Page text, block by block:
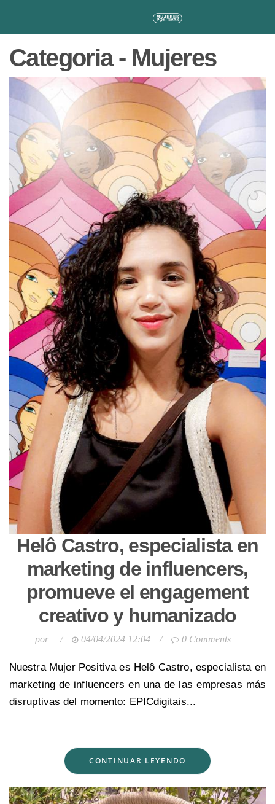
Categoria - Mujeres
Helô Castro, especialista en
marketing de influencers,
promueve el engagement
creativo y humanizado
por / 04/04/2024 12:04 / 0 Comments
Nuestra Mujer Positiva es Helô Castro, especialista en
marketing de influencers en una de las empresas más
disruptivas del momento: EPICdigitais...
CONTINUAR LEYENDO